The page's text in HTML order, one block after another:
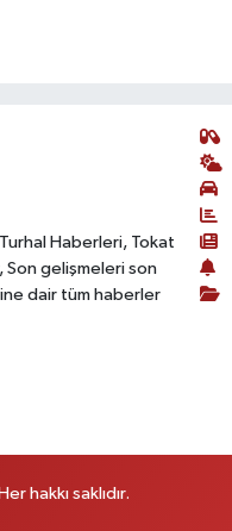
Haberleri, Tokat
Son gelişmeleri son
dair tüm haberler
hakkı saklıdır.